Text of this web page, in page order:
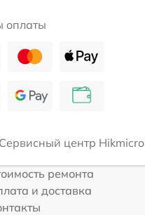
оплаты
центр Hikmicro
ремонта
и доставка